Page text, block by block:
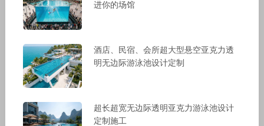
进你的场馆
酒店、民宿、会所超大型悬空亚克力透
明无边际游泳池设计定制
超长超宽无边际透明亚克力游泳池设计
定制施工